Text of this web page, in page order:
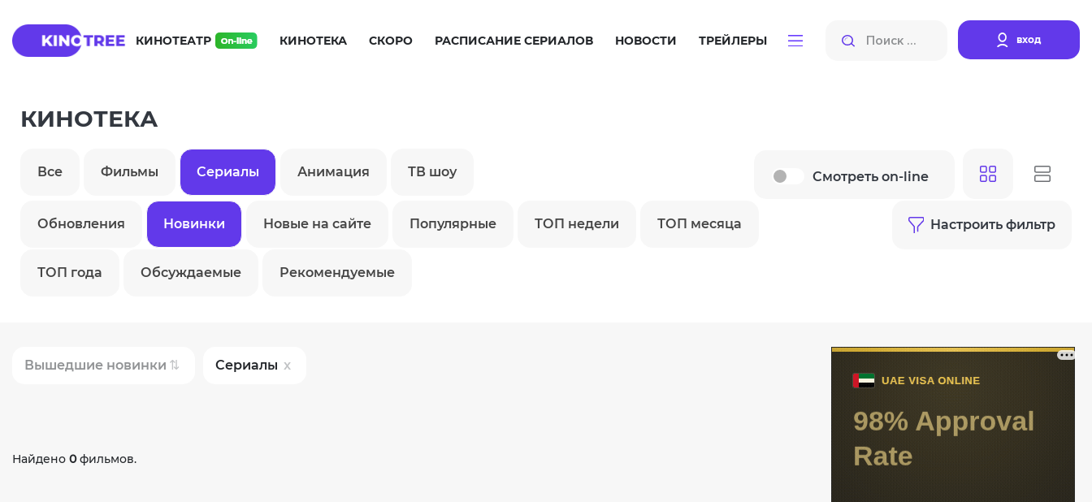
КИНОТЕАТР КИНОТЕКА СКОРО РАСПИСАНИЕ СЕРИАЛОВ НОВОСТИ ТРЕЙЛЕРЫ вход
КИНОТЕКА
Все Фильмы Сериалы Анимация ТВ шоу Смотреть on-line
Обновления Новинки Новые на сайте Популярные ТОП недели ТОП месяца
ТОП года Обсуждаемые Рекомендуемые
Настроить фильтр
Вышедшие новинки Сериалы
Найдено 0фильмов.